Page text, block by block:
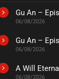
Gu An –
06/08/2026
Gu An –
06/08/2026
A Will
06/08/2026